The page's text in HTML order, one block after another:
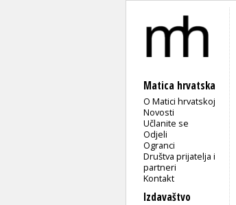
Matica hrvatska
O Matici hrvatskoj
Novosti
Učlanite se
Odjeli
Ogranci
Društva prijatelja i
partneri
Kontakt
Izdavaštvo